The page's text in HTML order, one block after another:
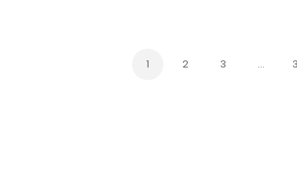
1 2 3 …